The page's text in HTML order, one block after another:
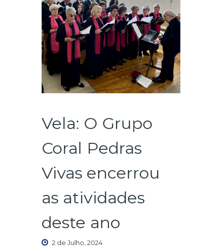
SENTIR COM A IGREJA
CONTACTOS
Vela: O Grupo
Coral Pedras
Vivas encerrou
as atividades
deste ano
2 de Julho, 2024